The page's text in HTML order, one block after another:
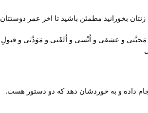
زنتان بخورانید مطمئن باشید تا اخر عمر دوستتان
مَحبَّتی و عشقی و اُنْسی و اُلفَتی و مَوَدَّتی و قبولِ
داده و به خوردشان دهد که دو دستور هست.